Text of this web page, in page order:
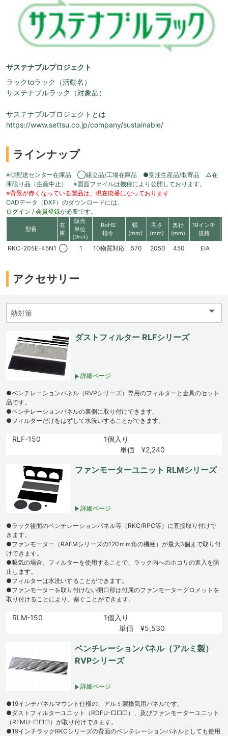
サステナブルプロジェクト
ラックtoラック（活動名）
サステナブルラック（対象品）
サステナブルプロジェクトとは
https://www.settsu.co.jp/company/sustainable/
ラインナップ
※◎配送センター在庫品 ◯組立品/工場在庫品 ●受注生産品/取寄品 △在
庫限り品（生産中止） ※図面ファイルは機種により公開しております。
※背景が赤くなっている製品は、現在廃番になっております
CADデータ（DXF）のダウンロードには、
ログイン / 会員登録が必要です。
型番
在
庫
販売
単位
(1ｾｯﾄ)
RoHS
指令
幅
(mm)
高さ
(mm)
奥行
(mm)
19インチ
規格
RKC-205E-45N1 ◯ 1 10物質対応 570 2050 450 EIA
アクセサリー
ダストフィルター RLFシリーズ
詳細ページ
●ベンチレーションパネル（RVPシリーズ）専用のフィルターと金具のセット
品です。
●ベンチレーションパネルの裏側に取り付けできます。
●フィルターだけをはずして水洗いすることができます。
RLF-150
1個入り
単価 ¥2,240
ファンモーターユニット RLMシリーズ
詳細ページ
●ラック後面のベンチレーションパネル等（RKC/RPC等）に直接取り付けで
きます。
●ファンモーター（RAFMシリーズの120ｍｍ角の機種）が最大3個まで取り付
けできます。
●吸気の場合、フィルターを使用することで、ラック内へのホコリの進入を防
止します。
●フィルターは水洗いすることができます。
●ファンモーターを取り付けない開口部は付属のファンモーターグロメットを
取り付けることにより、塞ぐことができます。
RLM-150
1個入り
単価 ¥5,530
ベンチレーションパネル（アルミ製）
RVPシリーズ
詳細ページ
●19インチパネルマウント仕様の、アルミ製換気用パネルです。
●ダストフィルターユニット（RDFU-□□□）、及びファンモーターユニット
（RFMU-□□□）が取り付けできます。
●19インチラックRKCシリーズの背面のベンチレーションパネルとしても使用